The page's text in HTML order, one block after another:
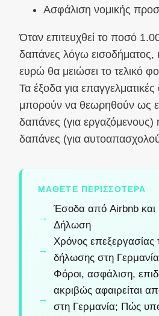
Ασφάλιση νομικής
Όταν επιτευχθεί το ποσό
δαπάνες λόγω εισοδήματος,
ευρώ θα μειώσει το τελικό
Τα έξοδα για επαγγελματικές
μπορούν να θεωρηθούν ως
δαπάνες (για εργαζόμενους)
δαπάνες (για
ΜΆΘΕΤΕ ΠΕΡΙΣΣΌΤΕΡΑ
Έσοδα από Airbnb και
Δήλωση
Χρόνος επεξεργασίας
δήλωσης στη Γερμανία
Φόροι, ασφάλιση,
ακριβώς αφαιρείται
στη Γερμανία; Πώς